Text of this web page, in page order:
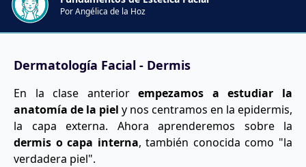
Por Angélica de la Hoz
Dermatología Facial - Dermis
En la clase anteriorempezamos a estudiar la
anatomía de la piel y nos centramos en la epidermis,
la capa externa. Ahora aprenderemos sobre la
dermis o capa interna, también conocida como "la
verdadera piel".